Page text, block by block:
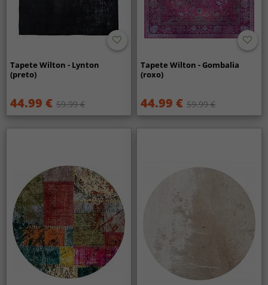
Tapete Wilton - Lynton
(preto)
44.99 € 59.99 €
Tapete Wilton - Gombalia
(roxo)
44.99 € 59.99 €